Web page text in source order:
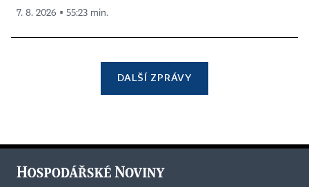
7. 8. 2026 ▪ 55:23 min.
DALŠÍ ZPRÁVY